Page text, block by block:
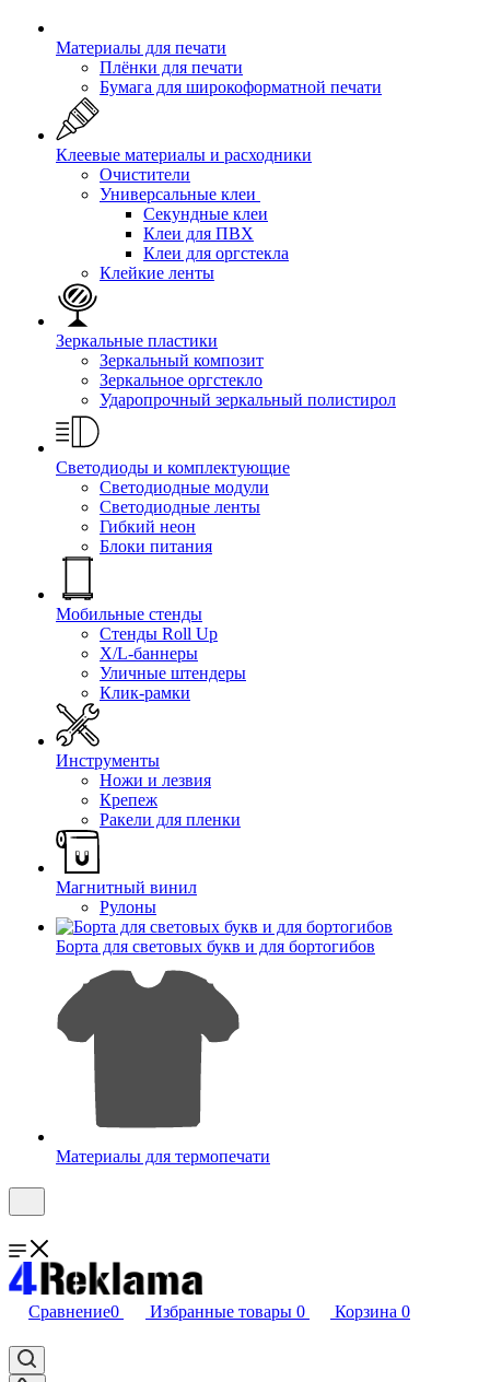
Материалы для печати
Плёнки для печати
Бумага для широкоформатной печати
Клеевые материалы и расходники
Очистители
Универсальные клеи
Секундные клеи
Клеи для ПВХ
Клеи для оргстекла
Клейкие ленты
Зеркальные пластики
Зеркальный композит
Зеркальное оргстекло
Ударопрочный зеркальный полистирол
Светодиоды и комплектующие
Светодиодные модули
Светодиодные ленты
Гибкий неон
Блоки питания
Мобильные стенды
Стенды Roll Up
X/L-баннеры
Уличные штендеры
Клик-рамки
Инструменты
Ножи и лезвия
Крепеж
Ракели для пленки
Магнитный винил
Рулоны
Борта для световых букв и для бортогибов
Материалы для термопечати
Сравнение0 Избранные товары 0 Корзина 0